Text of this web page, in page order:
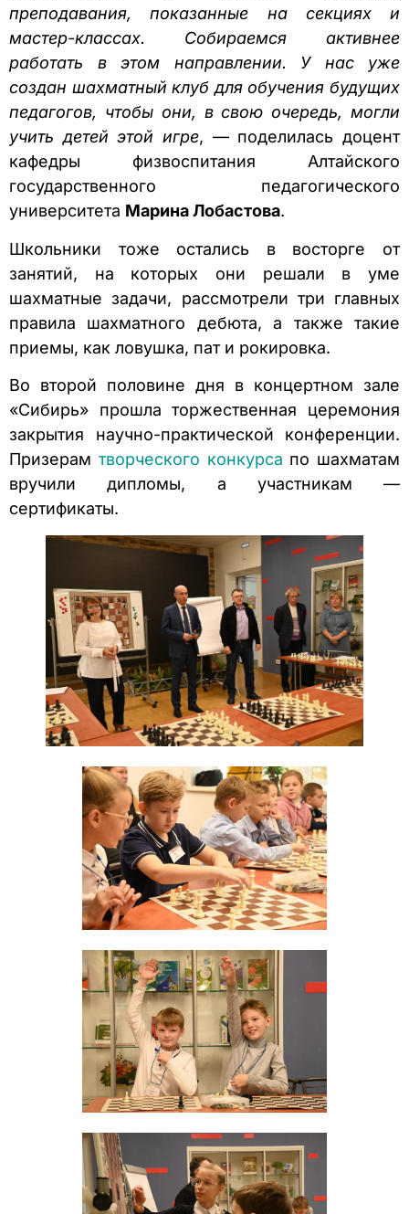
преподавания, показанные на секциях и
мастер-классах. Собираемся активнее
работать в этом направлении. У нас уже
создан шахматный клуб для обучения будущих
педагогов, чтобы они, в свою очередь, могли
учить детей этой игре, — поделилась доцент
кафедры физвоспитания Алтайского
государственного педагогического
университета Марина Лобастова.
Школьники тоже остались в восторге от
занятий, на которых они решали в уме
шахматные задачи, рассмотрели три главных
правила шахматного дебюта, а также такие
приемы, как ловушка, пат и рокировка.
Во второй половине дня в концертном зале
«Сибирь» прошла торжественная церемония
закрытия научно-практической конференции.
Призерам творческого конкурса по шахматам
вручили дипломы, а участникам —
сертификаты.